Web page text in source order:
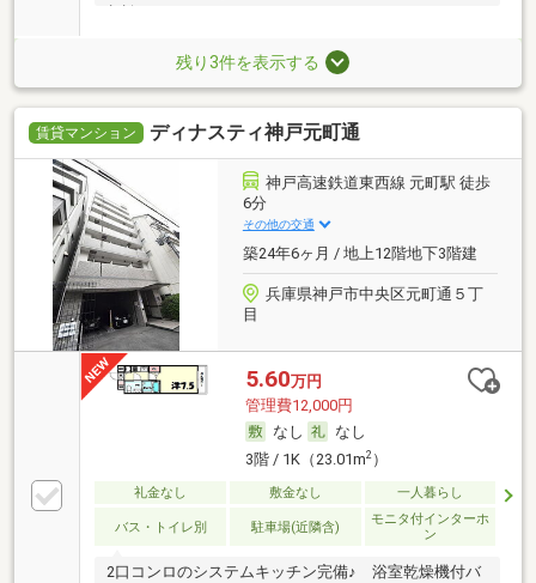
残り3件を表示する
賃貸マンション ディナスティ神戸元町通
神戸高速鉄道東西線 元町駅 徒歩
6分
その他の交通
築24年6ヶ月 / 地上12階地下3階建
兵庫県神戸市中央区元町通５丁
目
5.60万円
管理費12,000円
なし
なし
3階 / 1K（23.01m2）
礼金なし 敷金なし 一人暮らし
バス・トイレ別 駐車場(近隣含)
モニタ付インターホ
ン
2口コンロのシステムキッチン完備♪ 浴室乾燥機付バ